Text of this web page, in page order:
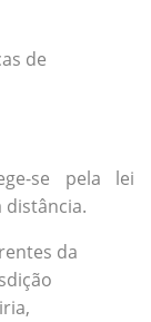
de
se pela lei
distância.
da